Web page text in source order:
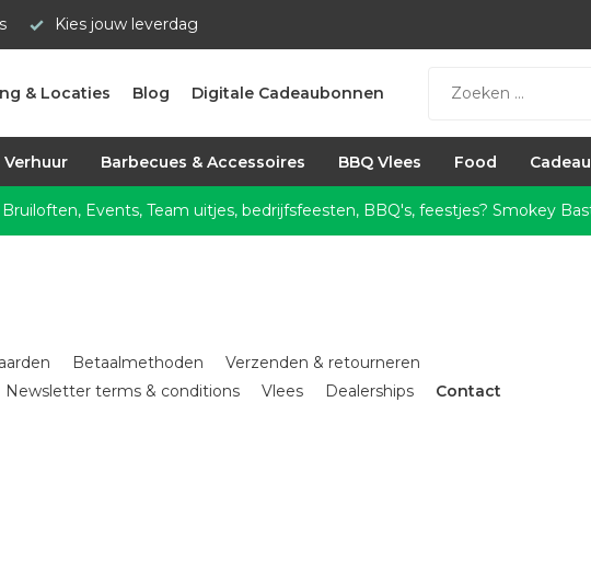
Kies jouw leverdag
& Locaties Blog Digitale Cadeaubonnen
Verhuur Barbecues & Accessoires BBQ Vlees Food
Bruiloften, Events, Team uitjes, bedrijfsfeesten, BBQ's, feestjes? Smokey
Betaalmethoden
Verzenden & retourneren
Newsletter terms & conditions Vlees Dealerships
Contact